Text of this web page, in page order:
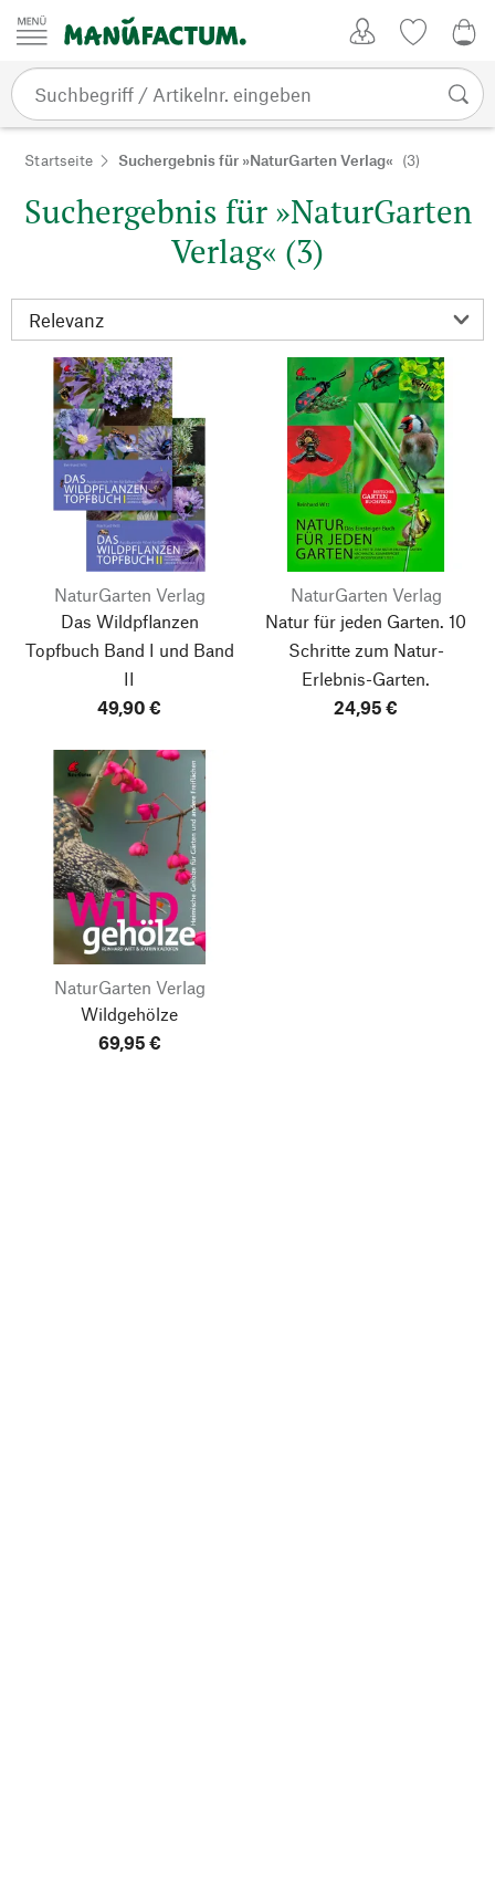
Zum Inhalt springen
Startseite Suchergebnis für »NaturGarten Verlag« (3)
Suchergebnis für »NaturGarten
Verlag« (3)
NaturGarten Verlag
Das Wildpflanzen
Topfbuch Band I und Band
II
49,90 €
NaturGarten Verlag
Natur für jeden Garten. 10
Schritte zum Natur-
Erlebnis-Garten.
24,95 €
NaturGarten Verlag
Wildgehölze
69,95 €